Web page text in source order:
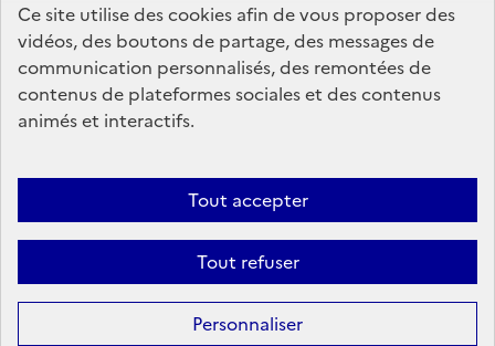
Ce site utilise des cookies afin de vous proposer des
vidéos, des boutons de partage, des messages de
communication personnalisés, des remontées de
contenus de plateformes sociales et des contenus
animés et interactifs.
Tout accepter
Tout refuser
Personnaliser
legifrance.gouv.fr
info.gouv.fr
service-public.gouv.fr
data.gouv.fr
Mentions légales
conforme
Politique d’utilisation des témoins de connexion
Sauf mention contraire, tous les contenus de ce site sont sous